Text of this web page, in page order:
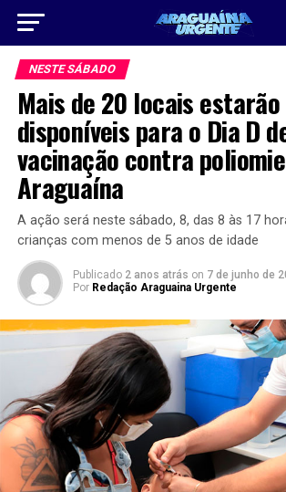
NESTE SÁBADO
Mais de 20 locais estarão
disponíveis para o Dia D
vacinação contra
Araguaína
A ação será neste sábado, 8, das 8 às 17
crianças com menos de 5 anos de idade
Publicado 2 anos atrás on 7 de junho de
Por Redação Araguaina Urgente